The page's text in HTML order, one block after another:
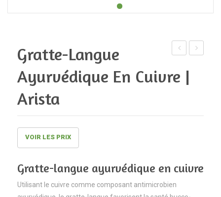
bio
–
Gratte-Langue
Ayurvédique En Cuivre |
Arista
VOIR LES PRIX
Gratte-langue ayurvédique en cuivre
Utilisant le cuivre comme composant antimicrobien